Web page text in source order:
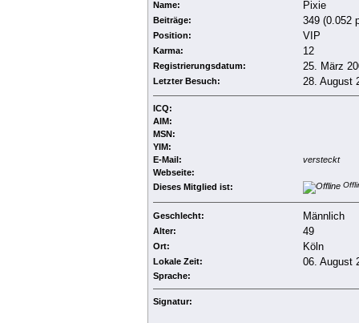
Name: Pixie
Beiträge: 349 (0.052
Position: VIP
Karma: 12
Registrierungsdatum: 25. März
Letzter Besuch: 28. August
ICQ:
AIM:
MSN:
YIM:
E-Mail:
versteckt
Webseite:
Dieses Mitglied ist:
Geschlecht: Männlich
Alter: 49
Ort: Köln
Lokale Zeit: 06. August
Sprache:
Signatur: